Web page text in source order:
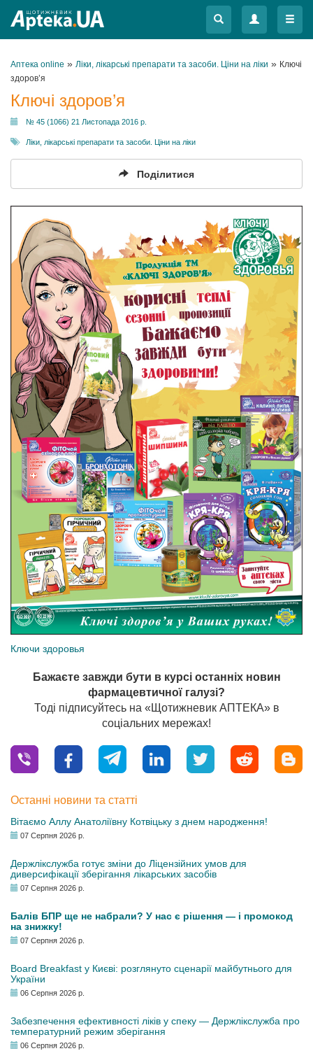
Меню
Меню
Аптека online » Ліки, лікарські препарати та засоби. Ціни на ліки » Ключі
здоров’я
Ключі здоров’я
№ 45 (1066) 21 Листопада 2016 р.
Ліки, лікарські препарати та засоби. Ціни на ліки
Поділитися
Ключи здоровья
Бажаєте завжди бути в курсі останніх новин
фармацевтичної галузі?
Тоді підписуйтесь на «Щотижневик АПТЕКА» в
соціальних мережах!
Останні новини та статті
Вітаємо Аллу Анатоліївну Котвіцьку з днем народження!
07 Серпня 2026 р.
Держлікслужба готує зміни до Ліцензійних умов для
диверсифікації зберігання лікарських засобів
07 Серпня 2026 р.
Балів БПР ще не набрали? У нас є рішення — і промокод
на знижку!
07 Серпня 2026 р.
Board Breakfast у Києві: розглянуто сценарії майбутнього для
України
06 Серпня 2026 р.
Забезпечення ефективності ліків у спеку — Держлікслужба про
температурний режим зберігання
06 Серпня 2026 р.